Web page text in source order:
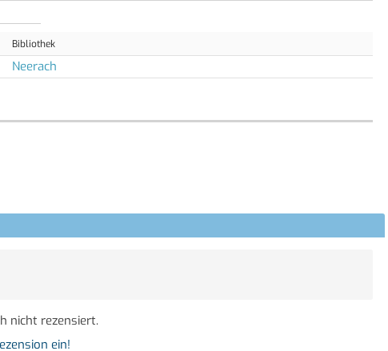
Bibliothek
Neerach
nicht rezensiert.
ein!